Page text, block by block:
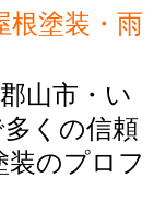
根塗装・雨
山市・い
くの信頼
装のプロフ